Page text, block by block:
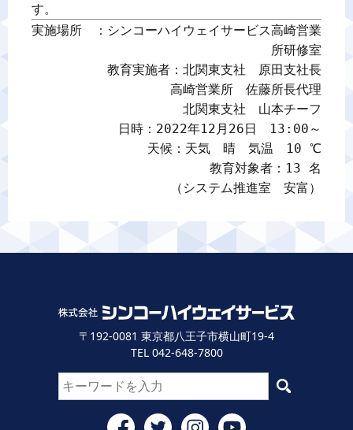
す。
実施場所　：シンコーハイウェイサービス高崎営業
所研修室
教育実施者：北関東支社　原田支社長
高崎営業所　佐藤所長代理
北関東支社　山本チーフ
日時：2022年12月26日　13:00～
天候：天気　晴　気温　10 ℃
教育対象者：13 名
（システム推進室　安富）
〒192-0081 東京都八王子市横山町19-4
TEL 042-648-7800